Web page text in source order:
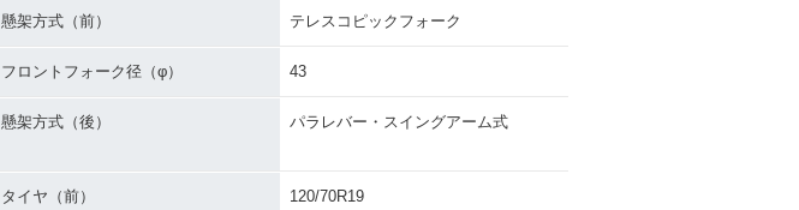
懸架方式（前） テレスコピックフォーク
フロントフォーク径（φ） 43
懸架方式（後） パラレバー・スイングアーム式
タイヤ（前） 120/70R19